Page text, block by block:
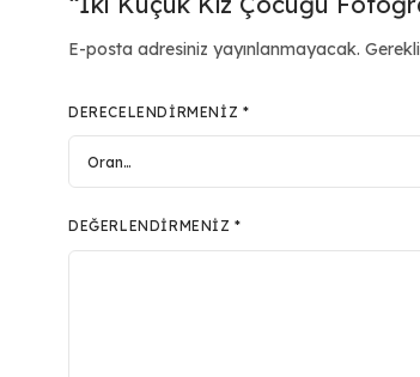
E-posta adresiniz yayınlanmayacak.
DERECELENDIRMENIZ *
DEĞERLENDIRMENIZ*